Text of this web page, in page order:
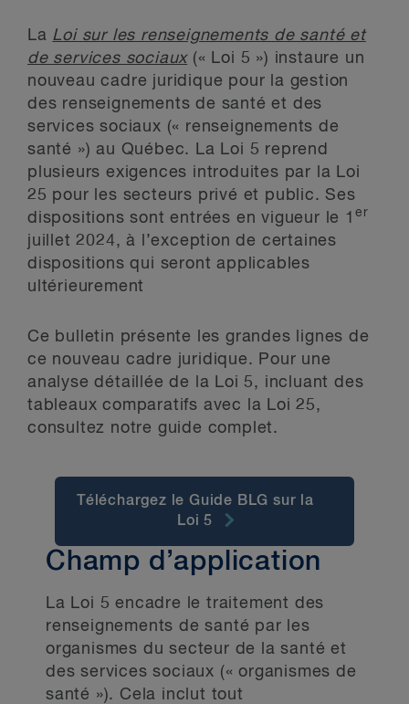
La Loi sur les renseignements de santé et
de services sociaux(« Loi 5 ») instaure un
nouveau cadre juridique pour la gestion
des renseignements de santé et des
services sociaux (« renseignements de
santé ») au Québec. La Loi 5 reprend
plusieurs exigences introduites par la Loi
25 pour les secteurs privé et public. Ses
dispositions sont entrées en vigueur le 1 er
juillet 2024, à l’exception de certaines
dispositions qui seront applicables
ultérieurement
Ce bulletin présente les grandes lignes de
ce nouveau cadre juridique. Pour une
analyse détaillée de la Loi 5, incluant des
tableaux comparatifs avec la Loi 25,
consultez notre guide complet.
Téléchargez le Guide BLG sur la
Loi 5
Champ d’application
La Loi 5 encadre le traitement des
renseignements de santé par les
organismes du secteur de la santé et
des services sociaux (« organismes de
santé »). Cela inclut tout